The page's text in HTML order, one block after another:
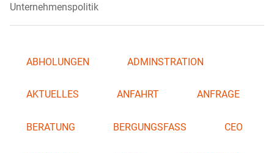
Unternehmenspolitik
ABHOLUNGEN ADMINSTRATION
AKTUELLES ANFAHRT ANFRAGE
BERATUNG BERGUNGSFASS CEO